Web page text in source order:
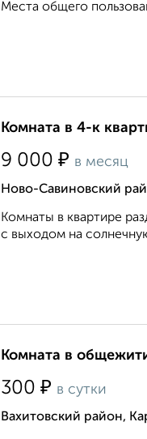
Места общего
Комната в 4-к
9 000 ₽ в месяц
Ново-Савиновский
Комнаты в квартире
c выходом на
Комната в
300 ₽ в сутки
Вахитовский район,